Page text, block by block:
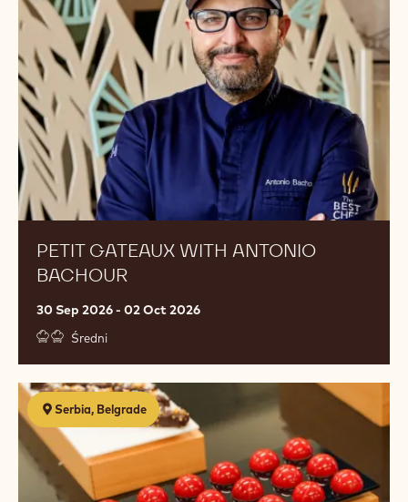
PETIT GATEAUX WITH ANTONIO
BACHOUR
30 Sep 2026 - 02 Oct 2026
Średni
Antonio
Bachour
Serbia, Belgrade
Chocolate
2.0